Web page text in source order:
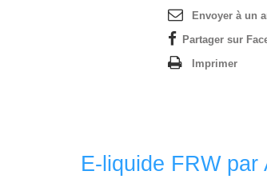
Envoyer à un
Partager sur
Imprimer
E-liquide FRW par